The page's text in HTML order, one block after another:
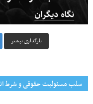
بارگذاری بیشتر
سلب مسئولیت حقوقی و شرط